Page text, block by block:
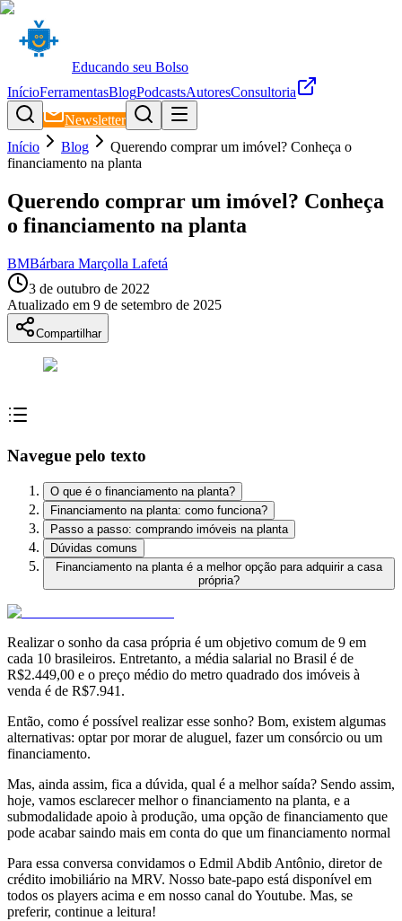
Educando seu Bolso
InícioFerramentasBlogPodcastsAutoresConsultoria
Newsletter
Início
Blog
Querendo comprar um imóvel? Conheça o
financiamento na planta
Querendo comprar um imóvel? Conheça
o financiamento na planta
BMBárbara Marçolla Lafetá
3 de outubro de 2022
Atualizado em 9 de setembro de 2025
Compartilhar
Navegue pelo texto
O que é o financiamento na planta?
Financiamento na planta: como funciona?
Passo a passo: comprando imóveis na planta
Dúvidas comuns
Financiamento na planta é a melhor opção para adquirir a casa
própria?
Realizar o sonho da casa própria é um objetivo comum de 9 em
cada 10 brasileiros. Entretanto, a média salarial no Brasil é de
R$2.449,00 e o preço médio do metro quadrado dos imóveis à
venda é de R$7.941.
Então, como é possível realizar esse sonho? Bom, existem algumas
alternativas: optar por morar de aluguel, fazer um consórcio ou um
financiamento.
Mas, ainda assim, fica a dúvida, qual é a melhor saída? Sendo assim,
hoje, vamos esclarecer melhor o financiamento na planta, e a
submodalidade apoio à produção, uma opção de financiamento que
pode acabar saindo mais em conta do que um financiamento normal
Para essa conversa convidamos o Edmil Abdib Antônio, diretor de
crédito imobiliário na MRV. Nosso bate-papo está disponível em
todos os players acima e em nosso canal do Youtube. Mas, se
preferir, continue a leitura!